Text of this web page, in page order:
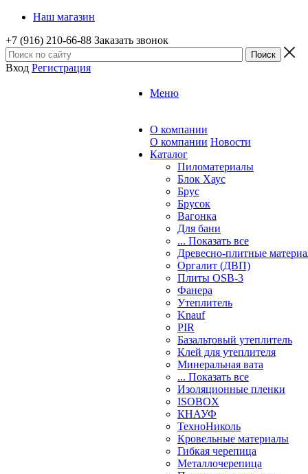
Наш магазин
+7 (916) 210-66-88 Заказать звонок
Вход Регистрация
Меню
О компании
О компании Новости
Каталог
Пиломатериалы
Блок Хаус
Брус
Брусок
Вагонка
Для бани
... Показать все
Древесно-плитные
Оргалит (ДВП)
Плиты OSB-3
Фанера
Утеплитель
Knauf
PIR
Базальтовый утеплитель
Клей для утеплителя
Минеральная вата
... Показать все
Изоляционные пленки
ISOBOX
КНАУФ
ТехноНиколь
Кровельные материалы
Гибкая черепица
Металлочерепица